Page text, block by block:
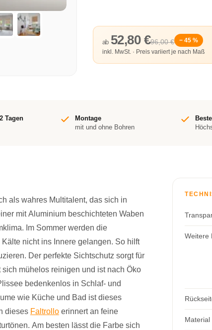
96,00 €
ab 52,80 €
− 45 %
inkl. MwSt. · Preis variiert je nach Maß
Tagen
Montage
mit und ohne Bohren
als wahres Multitalent, das sich in
mit Aluminium beschichteten Waben
Im Sommer werden die
nicht ins Innere gelangen. So hilft
Der perfekte Sichtschutz sorgt für
mühelos reinigen und ist nach Öko
bedenkenlos in Schlaf- und
wie Küche und Bad ist dieses
dieses Faltrollo erinnert an feine
Am besten lässt die Farbe sich
Weitere
Material